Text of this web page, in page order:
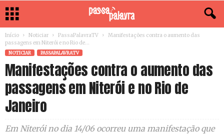
Início Noticiar PassaPalavraTV
Manifestações contra o aumento das
passagens em Niterói e no Rio de...
NOTICIAR PASSAPALAVRATV
Manifestações contra o aumento das
passagens em Niterói e no Rio de
Janeiro
Em Niterói no dia 14/06 ocorreu uma manifestação que